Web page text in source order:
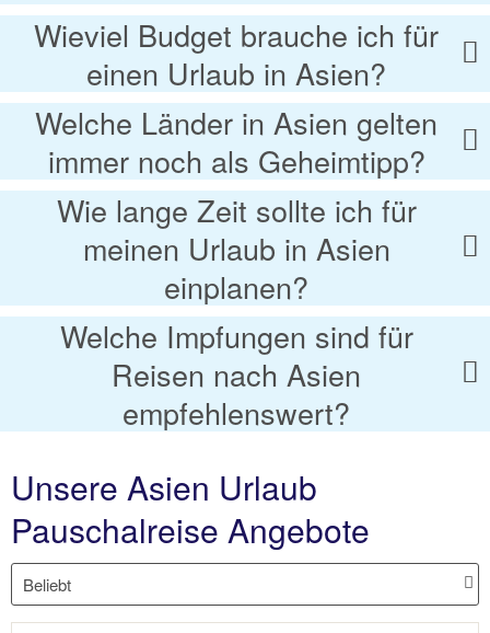
Wieviel Budget brauche ich für
einen Urlaub in Asien?
Welche Länder in Asien gelten
immer noch als Geheimtipp?
Wie lange Zeit sollte ich für
meinen Urlaub in Asien
einplanen?
Welche Impfungen sind für
Reisen nach Asien
empfehlenswert?
Unsere Asien Urlaub
Pauschalreise Angebote